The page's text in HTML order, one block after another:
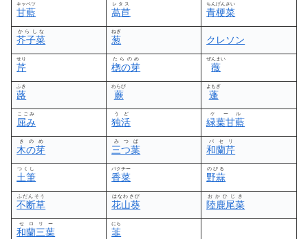
甘藍
キャベツ
萵苣
レタス
青梗菜
ちんげんさい
芥子菜
からしな
葱
ねぎ
クレソン
芹
せり
楤の芽
たらのめ
薇
ぜんまい
蕗
ふき
蕨
わらび
蓬
よもぎ
屈み
こごみ
独活
うど
緑葉甘藍
ケール
木の芽
きのめ
三つ葉
みつば
和蘭芹
パセリ
土筆
つくし
香菜
パクチー
野蒜
のびる
不断草
ふだんそう
花山葵
はなわさび
陸鹿尾菜
おかひじき
和蘭三葉
セロリー
韮
にら